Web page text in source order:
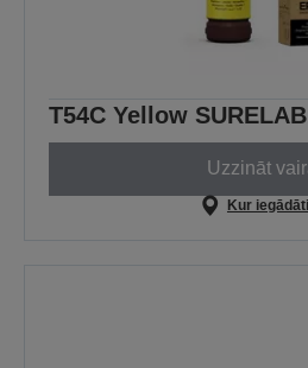
T54C Yellow
Uzzināt
Kur